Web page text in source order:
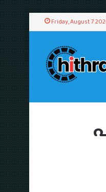
Friday, August 7